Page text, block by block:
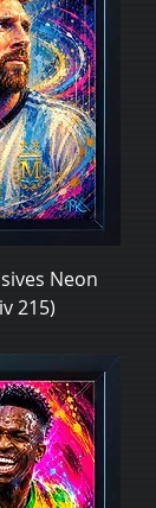
Neon
215)